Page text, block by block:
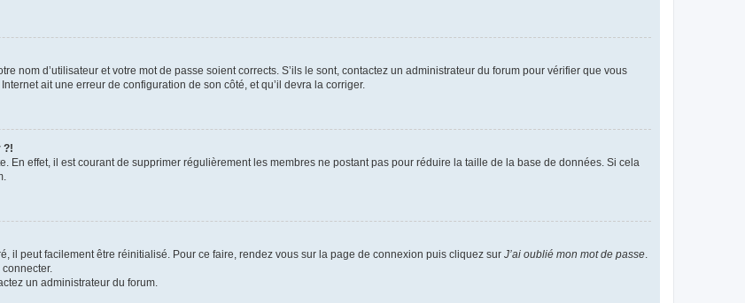
nom d’utilisateur et votre mot de passe soient corrects. S’ils le sont, contactez un administrateur du forum pour vérifier que vous
ait une erreur de configuration de son côté, et qu’il devra la corriger.
?!
En effet, il est courant de supprimer régulièrement les membres ne postant pas pour réduire la taille de la base de données. Si cela
il peut facilement être réinitialisé. Pour ce faire, rendez vous sur la page de connexion puis cliquez sur J’ai oublié mon mot de passe
un administrateur du forum.